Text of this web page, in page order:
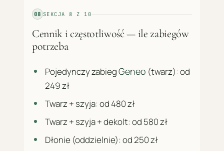
08 SEKCJA 8 Z 10
Cennik i częstotliwość — ile zabiegów
potrzeba
Pojedynczy zabiegGeneo (twarz): od
249 zł
Twarz + szyja: od 480 zł
Twarz + szyja + dekolt: od 580 zł
Dłonie (oddzielnie): od 250 zł